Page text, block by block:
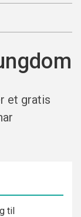
et gratis
til